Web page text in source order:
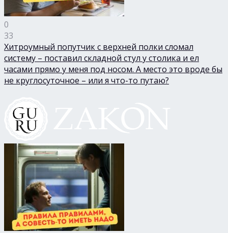
0
33
Хитроумный попутчик с верхней полки сломал
систему – поставил складной стул у столика и ел
часами прямо у меня под носом. А место это вроде бы
не круглосуточное – или я что-то путаю?